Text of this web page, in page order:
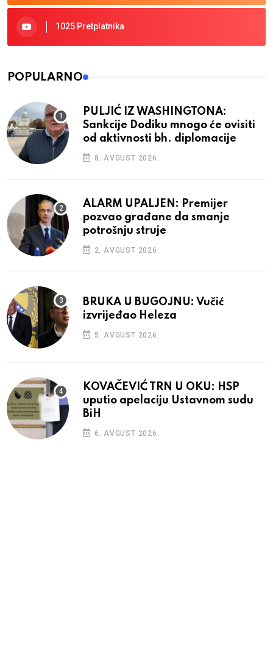
1025 Pretplatnika
POPULARNO
PULJIĆ IZ WASHINGTONA:
Sankcije Dodiku mnogo će ovisiti
od aktivnosti bh. diplomacije
8. AVGUST 2026.
ALARM UPALJEN: Premijer
pozvao građane da smanje
potrošnju struje
2. AVGUST 2026.
BRUKA U BUGOJNU: Vučić
izvrijeđao Heleza
5. AVGUST 2026.
KOVAČEVIĆ TRN U OKU: HSP
uputio apelaciju Ustavnom sudu
BiH
6. AVGUST 2026.